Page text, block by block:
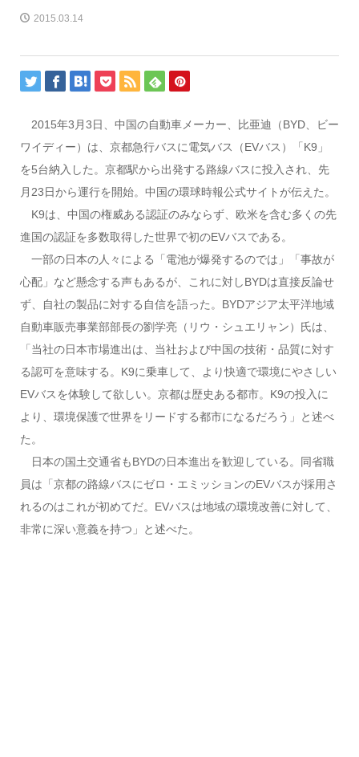
2015.03.14
2015年3月3日、中国の自動車メーカー、比亜迪（BYD、ビー
ワイディー）は、京都急行バスに電気バス（EVバス）「K9」
を5台納入した。京都駅から出発する路線バスに投入され、先
月23日から運行を開始。中国の環球時報公式サイトが伝えた。
K9は、中国の権威ある認証のみならず、欧米を含む多くの先
進国の認証を多数取得した世界で初のEVバスである。
一部の日本の人々による「電池が爆発するのでは」「事故が
心配」など懸念する声もあるが、これに対しBYDは直接反論せ
ず、自社の製品に対する自信を語った。BYDアジア太平洋地域
自動車販売事業部部長の劉学亮（リウ・シュエリャン）氏は、
「当社の日本市場進出は、当社および中国の技術・品質に対す
る認可を意味する。K9に乗車して、より快適で環境にやさしい
EVバスを体験して欲しい。京都は歴史ある都市。K9の投入に
より、環境保護で世界をリードする都市になるだろう」と述べ
た。
日本の国土交通省もBYDの日本進出を歓迎している。同省職
員は「京都の路線バスにゼロ・エミッションのEVバスが採用さ
れるのはこれが初めてだ。EVバスは地域の環境改善に対して、
非常に深い意義を持つ」と述べた。